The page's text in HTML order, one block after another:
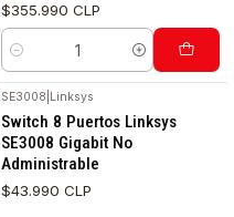
$355.990 CLP
Cantidad
SE3008 Linksys
Switch 8 Puertos Linksys
SE3008 Gigabit No
Administrable
$43.990 CLP